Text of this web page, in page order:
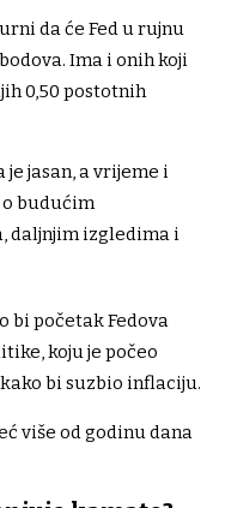
da će Fed u rujnu
Ima i onih koji
0,50 postotnih
je jasan, a vrijeme i
budućim
daljnjim izgledima i
bi početak Fedova
koju je počeo
bi suzbio inflaciju.
više od godinu dana